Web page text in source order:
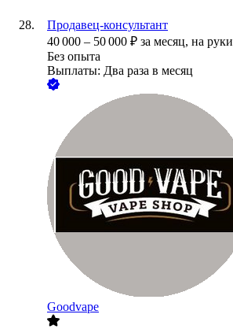
Продавец-консультант
40 000 – 50 000 ₽ за месяц, на руки
Без опыта
Выплаты: Два раза в месяц
Goodvape